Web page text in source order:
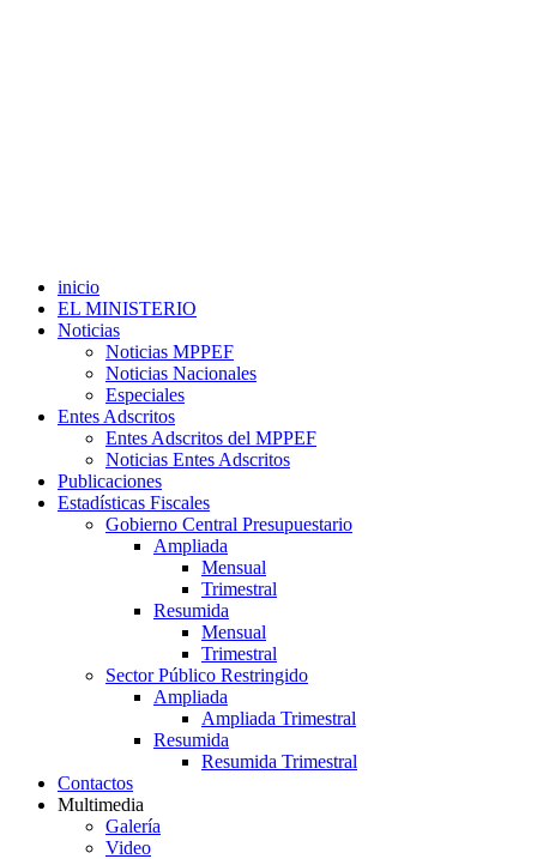
inicio
EL MINISTERIO
Noticias
Noticias MPPEF
Noticias Nacionales
Especiales
Entes Adscritos
Entes Adscritos del MPPEF
Noticias Entes Adscritos
Publicaciones
Estadísticas Fiscales
Gobierno Central Presupuestario
Ampliada
Mensual
Trimestral
Resumida
Mensual
Trimestral
Sector Público Restringido
Ampliada
Ampliada Trimestral
Resumida
Resumida Trimestral
Contactos
Multimedia
Galería
Video